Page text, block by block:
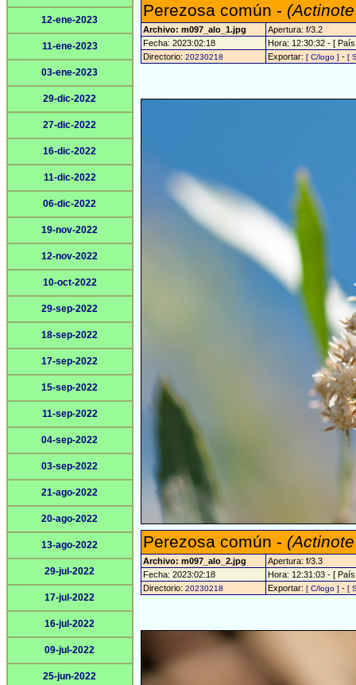
12-ene-2023
11-ene-2023
03-ene-2023
29-dic-2022
27-dic-2022
16-dic-2022
11-dic-2022
06-dic-2022
19-nov-2022
12-nov-2022
10-oct-2022
29-sep-2022
18-sep-2022
17-sep-2022
15-sep-2022
11-sep-2022
04-sep-2022
03-sep-2022
21-ago-2022
20-ago-2022
13-ago-2022
29-jul-2022
17-jul-2022
16-jul-2022
09-jul-2022
25-jun-2022
Perezosa común -
Archivo: m097_alo_1.jpg
Apertura: f/3.2
Fecha: 2023:02:18
Hora: 12:30:32 - [
Directorio: 20230218 Exportar: [ C/logo ] - [
Perezosa común -
Archivo: m097_alo_2.jpg
Apertura: f/3.3
Fecha: 2023:02:18
Hora: 12:31:03 - [
Directorio: 20230218 Exportar: [ C/logo ] - [